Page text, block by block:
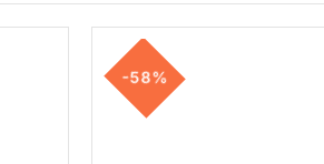
-58%